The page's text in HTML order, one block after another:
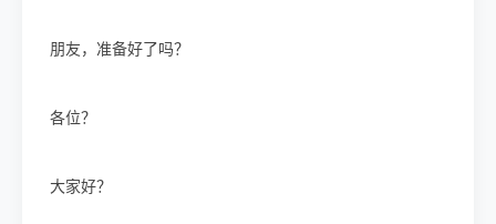
朋友，准备好了吗？
各位？
大家好？